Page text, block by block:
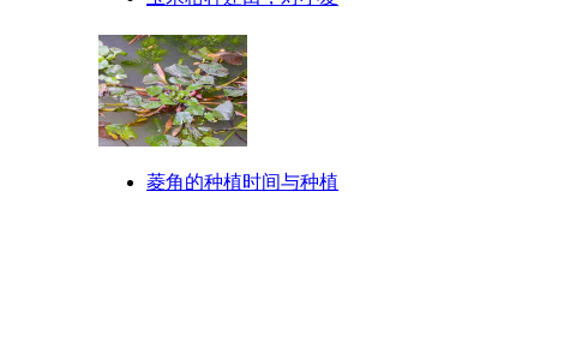
菱角的种植时间与种植